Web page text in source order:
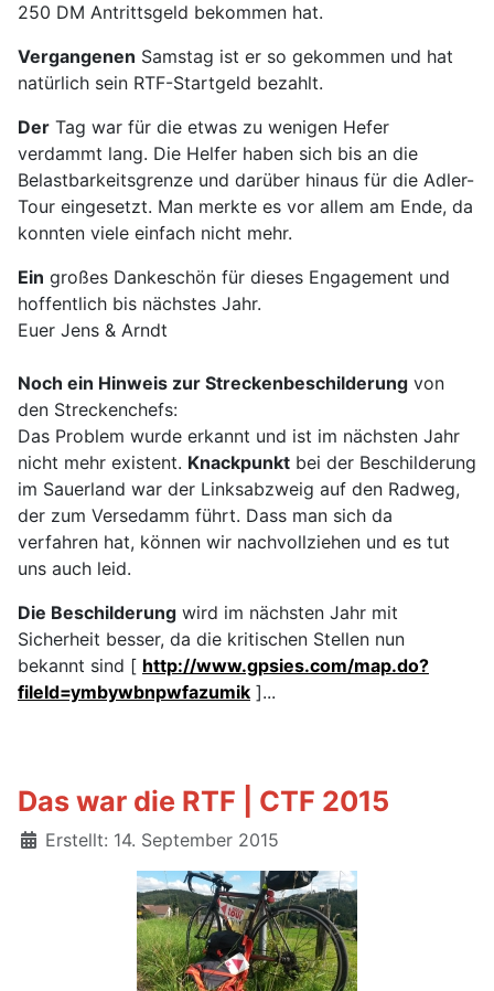
250 DM Antrittsgeld bekommen hat.
Vergangenen Samstag ist er so gekommen und hat
natürlich sein RTF-Startgeld bezahlt.
Der Tag war für die etwas zu wenigen Hefer
verdammt lang. Die Helfer haben sich bis an die
Belastbarkeitsgrenze und darüber hinaus für die Adler-
Tour eingesetzt. Man merkte es vor allem am Ende, da
konnten viele einfach nicht mehr.
Ein großes Dankeschön für dieses Engagement und
hoffentlich bis nächstes Jahr.
Euer Jens & Arndt
Noch ein Hinweis zur Streckenbeschilderung von
den Streckenchefs:
Das Problem wurde erkannt und ist im nächsten Jahr
nicht mehr existent. Knackpunkt bei der Beschilderung
im Sauerland war der Linksabzweig auf den Radweg,
der zum Versedamm führt. Dass man sich da
verfahren hat, können wir nachvollziehen und es tut
uns auch leid.
Die Beschilderung wird im nächsten Jahr mit
Sicherheit besser, da die kritischen Stellen nun
bekannt sind [ http://www.gpsies.com/map.do?
fileId=ymbywbnpwfazumik ]...
Das war die RTF | CTF 2015
DetailsErstellt: 14. September 2015